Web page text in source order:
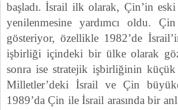
başladı. İsrail ilk olarak, Çin’in
yenilenmesine yardımcı oldu.
gösteriyor, özellikle 1982’de
işbirliği içindeki bir ülke olarak
sonra ise stratejik işbirliğinin küçük
Milletler’deki İsrail ve Çin
1989’da Çin ile İsrail arasında bir